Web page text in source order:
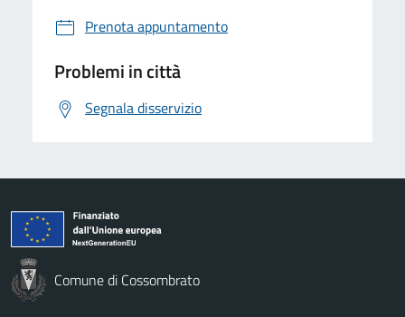
Prenota appuntamento
Problemi in città
Segnala disservizio
Comune di Cossombrato